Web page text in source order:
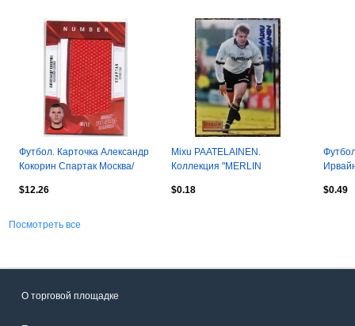
Футбол. Карточка Александр
Кокорин Спартак Москва/
2020-21
$12.26
Mixu PAATELAINEN.
Коллекция "MERLIN
1995-1996"
$0.18
Panini
$0.49
Посмотреть все
О торговой площадке